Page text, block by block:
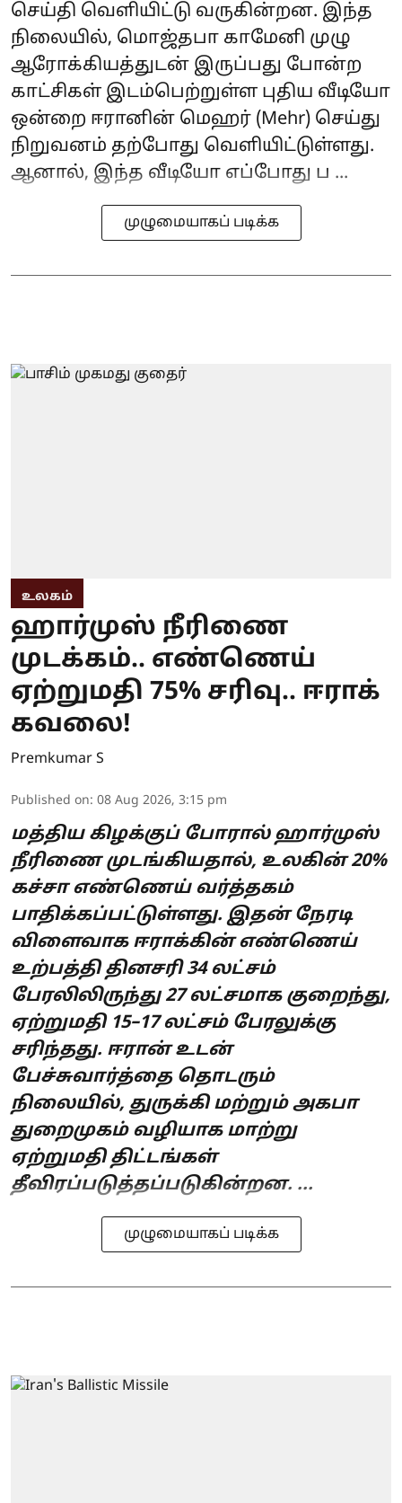
செய்தி வெளியிட்டு வருகின்றன. இந்த
நிலையில், மொஜ்தபா காமேனி முழு
ஆரோக்கியத்துடன் இருப்பது போன்ற
காட்சிகள் இடம்பெற்றுள்ள புதிய வீடியோ
ஒன்றை ஈரானின் மெஹர் (Mehr) செய்து
நிறுவனம் தற்போது வெளியிட்டுள்ளது.
ஆனால், இந்த வீடியோ எப்போது ப ...
முழுமையாகப் படிக்க
உலகம்
ஹார்முஸ் நீரிணை
முடக்கம்.. எண்ணெய்
ஏற்றுமதி 75% சரிவு.. ஈராக்
கவலை!
Premkumar S
Published on: 08 Aug 2026, 3:15 pm
மத்திய கிழக்குப் போரால் ஹார்முஸ்
நீரிணை முடங்கியதால், உலகின் 20%
கச்சா எண்ணெய் வர்த்தகம்
பாதிக்கப்பட்டுள்ளது. இதன் நேரடி
விளைவாக ஈராக்கின் எண்ணெய்
உற்பத்தி தினசரி 34 லட்சம்
பேரலிலிருந்து 27 லட்சமாக குறைந்து,
ஏற்றுமதி 15–17 லட்சம் பேரலுக்கு
சரிந்தது. ஈரான் உடன்
பேச்சுவார்த்தை தொடரும்
நிலையில், துருக்கி மற்றும் அகபா
துறைமுகம் வழியாக மாற்று
ஏற்றுமதி திட்டங்கள்
தீவிரப்படுத்தப்படுகின்றன. ...
முழுமையாகப் படிக்க